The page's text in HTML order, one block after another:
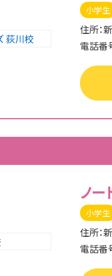
小学生
住所：
電話番
ノー
小学生
住所：
電話番